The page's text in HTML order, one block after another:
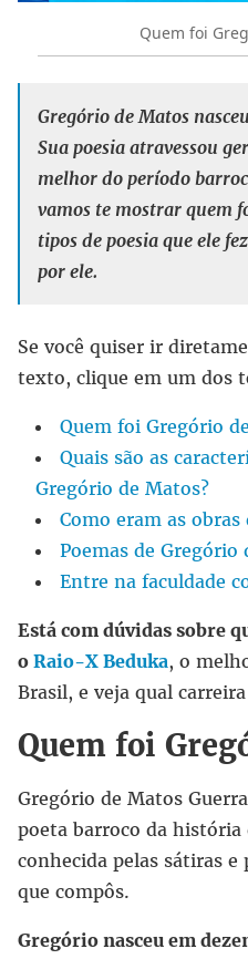
Quem foi
Gregório de Matos
Sua poesia atravessou
melhor do período
vamos te mostrar quem
tipos de poesia que ele
por ele.
Se você quiser ir
texto, clique em um dos
Quem foi Gregório
Quais são as
Gregório de Matos?
Como eram as
Poemas de Gregório
Entre na faculdade
Está com dúvidas sobre
o Raio-X Beduka, o
Brasil, e veja qual
Quem foi
Gregório de Matos
poeta barroco da história
conhecida pelas sátiras e
que compôs.
Gregório nasceu em